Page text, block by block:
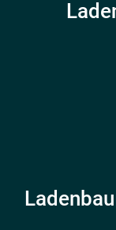
Ladenbau